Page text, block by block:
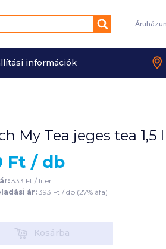
Keresés
információk
My Tea jeges tea 1,5
Ft / db
333 Ft / liter
ár:393 Ft / db (27% áfa)
KosárbaKosárba